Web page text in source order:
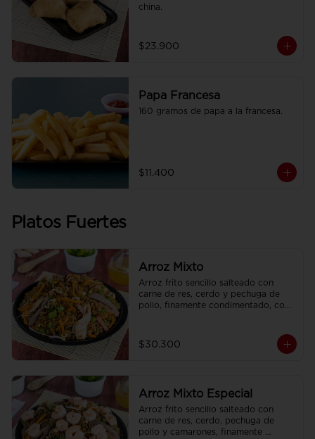
china.
$23.900
Papa Francesa
160 gramos de papa a la francesa.
$11.400
Platos Fuertes
Arroz Mixto
Arroz frito sencillo salteado con
carne de res, cerdo y pechuga de
pollo, finamente condimentado, con
$30.300
Arroz Mixto Especial
Arroz frito sencillo salteado con
carne de res, cerdo, pechuga de
pollo y camarones, finamente